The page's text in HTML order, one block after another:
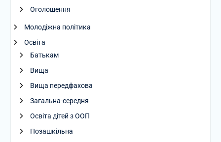
Оголошення
Молодіжна політика
Освіта
Батькам
Вища
Вища передфахова
Загальна-середня
Освіта дітей з ООП
Позашкільна